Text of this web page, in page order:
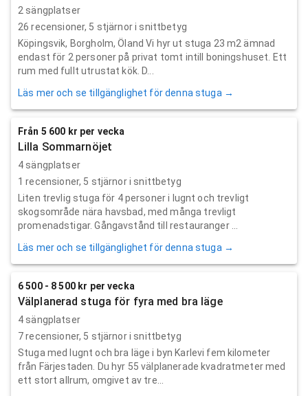
2 sängplatser
26 recensioner, 5 stjärnor i snittbetyg
Köpingsvik, Borgholm, Öland Vi hyr ut stuga 23 m2 ämnad
endast för 2 personer på privat tomt intill boningshuset. Ett
rum med fullt utrustat kök. D...
Läs mer och se tillgänglighet för denna stuga →
Från 5 600 kr per vecka
Lilla Sommarnöjet
4 sängplatser
1 recensioner, 5 stjärnor i snittbetyg
Liten trevlig stuga för 4 personer i lugnt och trevligt
skogsområde nära havsbad, med många trevligt
promenadstigar. Gångavstånd till restauranger ...
Läs mer och se tillgänglighet för denna stuga →
6 500 - 8 500 kr per vecka
Välplanerad stuga för fyra med bra läge
4 sängplatser
7recensioner, 5 stjärnor i snittbetyg
Stuga med lugnt och bra läge i byn Karlevi fem kilometer
från Färjestaden. Du hyr 55 välplanerade kvadratmeter med
ett stort allrum, omgivet av tre...